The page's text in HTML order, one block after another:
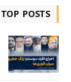
TOP POSTS